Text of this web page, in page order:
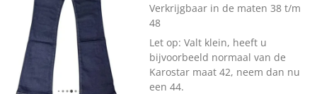
Verkrijgbaar in de maten 38 t/m
48
Let op: Valt klein, heeft u
bijvoorbeeld normaal van de
Karostar maat 42, neem dan nu
een 44.